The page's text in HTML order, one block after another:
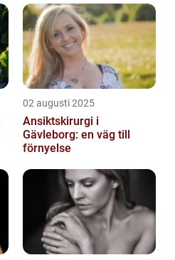
02 augusti 2025
Ansiktskirurgi i
Gävleborg: en väg till
förnyelse